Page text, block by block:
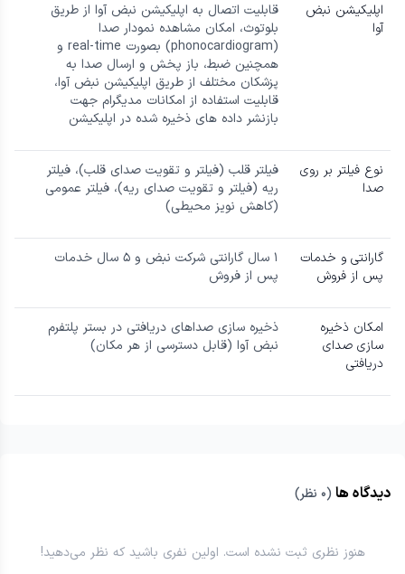
اپلیکیشن نبض
آوا
قابلیت اتصال به اپلیکیشن نبض آوا از طریق
بلوتوث، امکان مشاهده نمودار صدا
(phonocardiogram) بصورت real-time و
همچنین ضبط، باز پخش و ارسال صدا به
پزشکان مختلف از طریق اپلیکیشن نبض آوا،
قابلیت استفاده از امکانات مدیگرام جهت
بازنشر داده های ذخیره شده در اپلیکیشن
نوع فیلتر بر روی
صدا
فیلتر قلب (فیلتر و تقویت صدای قلب)، فیلتر
ریه (فیلتر و تقویت صدای ریه)، فیلتر عمومی
(کاهش نویز محیطی)
گارانتی و خدمات
پس از فروش
۱ سال گارانتی شرکت نبض و ۵ سال خدمات
پس از فروش
امکان ذخیره
سازی صدای
دریافتی
ذخیره سازی صداهای دریافتی در بستر پلتفرم
نبض آوا (قابل دسترسی از هر مکان)
دیدگاه ها (۰ نظر)
هنوز نظری ثبت نشده است. اولین نفری باشید که نظر می‌دهید!